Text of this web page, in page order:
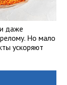
даже
Но мало
ускоряют